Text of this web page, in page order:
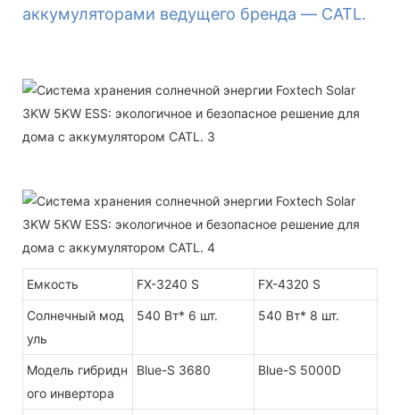
аккумуляторами ведущего бренда — CATL.
Емкость FX-3240 S FX-4320 S
Солнечный мод
уль
540 Вт* 6 шт. 540 Вт* 8 шт.
Модель гибридн
ого инвертора
Blue-S 3680 Blue-S 5000D